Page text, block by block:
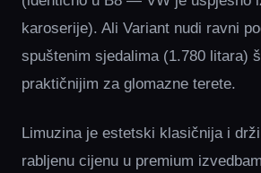
karoserije). Ali Variant nudi ravni
spuštenim sjedalima (1.780 litara)
praktičnijim za glomazne terete.
Limuzina je estetski klasičnija i
rabljenu cijenu u premium